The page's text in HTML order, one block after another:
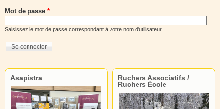
Mot de passe *
Saisissez le mot de passe correspondant à votre nom d'utilisateur.
Asapistra
Ruchers Associatifs /
Ruchers École